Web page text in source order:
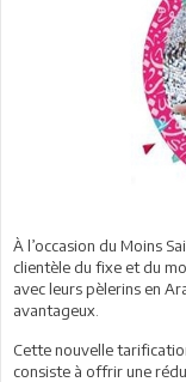
À l’occasion du Moins
clientèle du fixe et du
avec leurs pèlerins en
avantageux.
Cette nouvelle
consiste à offrir une